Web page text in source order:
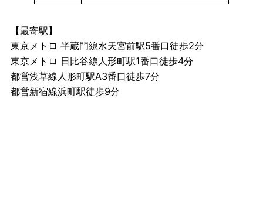
【最寄駅】
東京メトロ 半蔵門線水天宮前駅5番口徒歩2分
東京メトロ 日比谷線人形町駅1番口徒歩4分
都営浅草線人形町駅A3番口徒歩7分
都営新宿線浜町駅徒歩9分